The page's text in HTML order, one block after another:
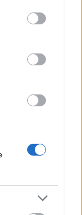
may click to
party tags to
below Google
más